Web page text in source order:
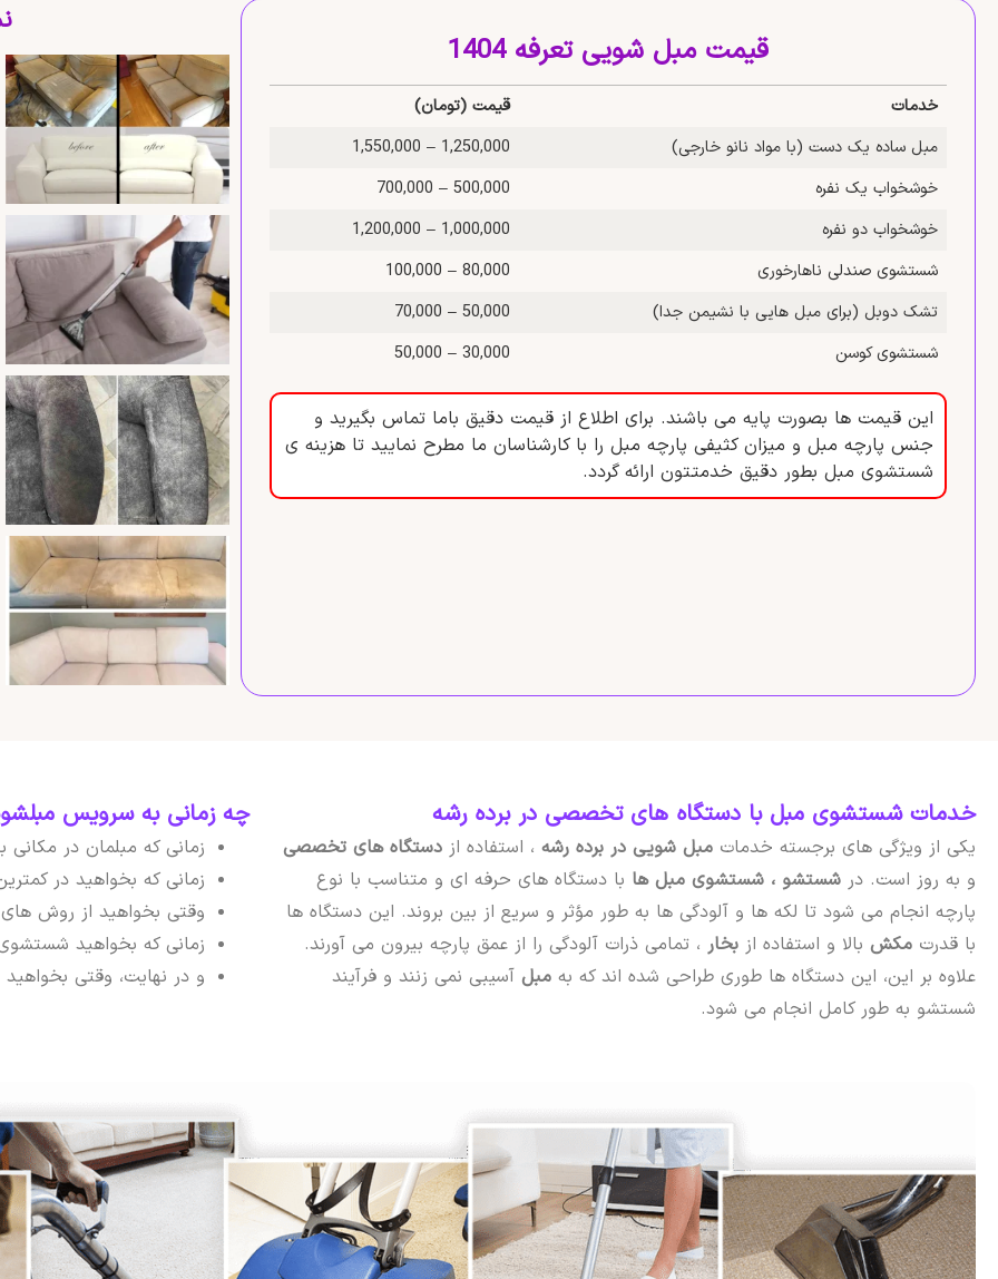
قیمت مبل شویی تعرفه 1404
خدمات
قیمت (تومان)
مبل ساده یک‌ دست (با مواد نانو خارجی)
1,250,000 – 1,550,000
خوشخواب یک‌ نفره
500,000 – 700,000
خوشخواب دو‌ نفره
1,000,000 – 1,200,000
شستشوی صندلی ناهارخوری
80,000 – 100,000
تشک دوبل (برای مبل‌ هایی با نشیمن جدا)
50,000 – 70,000
شستشوی کوسن
30,000 – 50,000
این قیمت ها بصورت پایه می باشند. برای اطلاع از قیمت دقیق باما تماس بگیرید و
جنس پارچه مبل و میزان کثیفی پارچه مبل را با کارشناسان ما مطرح نمایید تا هزینه ی
شستشوی مبل بطور دقیق خدمتتون ارائه گردد.
خدمات شستشوی مبل با دستگاه‌ های تخصصی در برده رشه
یکی از ویژگی های برجسته خدمات مبل شویی در برده رشه ، استفاده از دستگاه های تخصصی
و به روز است. در شستشو ، شستشوی مبل ها با دستگاه های حرفه ای و متناسب با نوع
پارچه انجام می شود تا لکه ها و آلودگی ها به طور مؤثر و سریع از بین بروند. این دستگاه ها
با قدرت مکش بالا و استفاده از بخار ، تمامی ذرات آلودگی را از عمق پارچه بیرون می آورند.
علاوه بر این، این دستگاه ها طوری طراحی شده اند که به مبل آسیبی نمی زنند و فرآیند
شستشو به طور کامل انجام می شود.
چه زمانی به سرویس
زمانی که مبلمان در
زمانی که بخواهید در
وقتی بخواهید از روش
زمانی که بخواهید
و در نهایت، وقتی بخواهید